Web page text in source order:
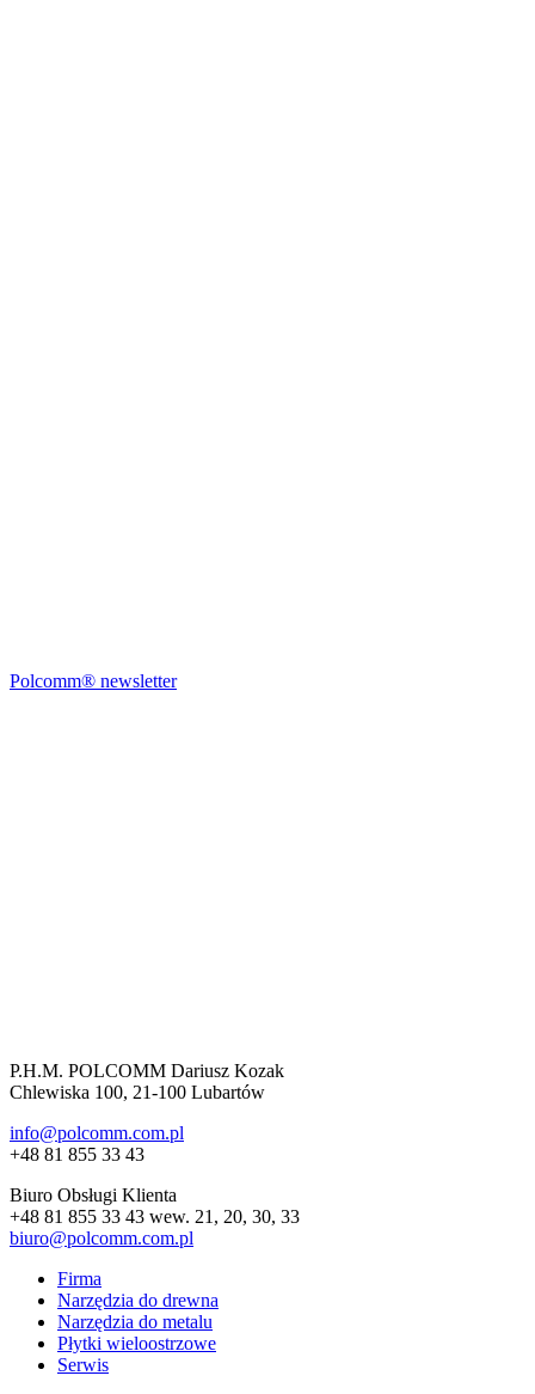
Polcomm® newsletter
P.H.M. POLCOMM Dariusz Kozak
Chlewiska 100, 21-100 Lubartów
info@polcomm.com.pl
+48 81 855 33 43
Biuro Obsługi Klienta
+48 81 855 33 43 wew. 21, 20, 30, 33
biuro@polcomm.com.pl
Firma
Narzędzia do drewna
Narzędzia do metalu
Płytki wieloostrzowe
Serwis